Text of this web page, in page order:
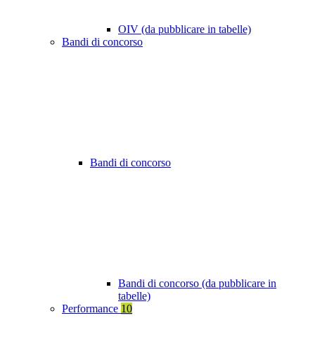
OIV (da pubblicare in tabelle)
Bandi di concorso
Bandi di concorso
Bandi di concorso (da pubblicare in
tabelle)
Performance 10